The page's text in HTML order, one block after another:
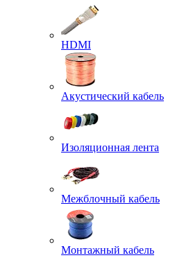
HDMI
Акустический кабель
Изоляционная лента
Межблочный кабель
Монтажный кабель